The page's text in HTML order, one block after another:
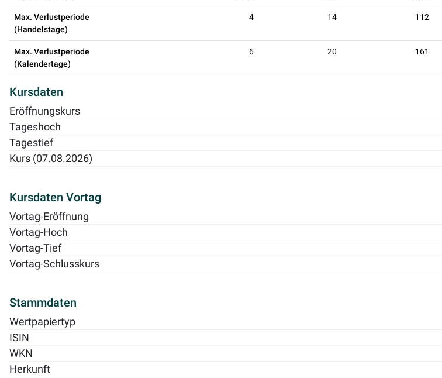
Max. Verlustperiode
(Handelstage)
4 14 112
Max. Verlustperiode
(Kalendertage)
6 20 161
Kursdaten
Eröffnungskurs
Tageshoch
Tagestief
Kurs (07.08.2026)
Kursdaten Vortag
Vortag-Eröffnung
Vortag-Hoch
Vortag-Tief
Vortag-Schlusskurs
Stammdaten
Wertpapiertyp
ISIN
WKN
Herkunft